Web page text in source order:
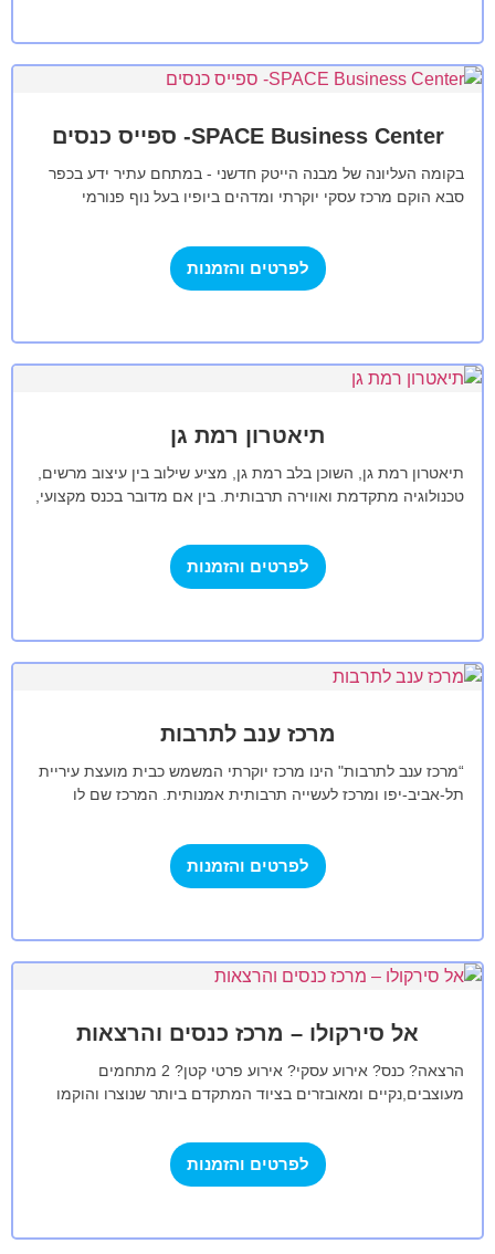
SPACE Business Center- ספייס כנסים
בקומה העליונה של מבנה הייטק חדשני - במתחם עתיר ידע בכפר
סבא הוקם מרכז עסקי יוקרתי ומדהים ביופיו בעל נוף פנורמי
לפרטים והזמנות
תיאטרון רמת גן
תיאטרון רמת גן, השוכן בלב רמת גן, מציע שילוב בין עיצוב מרשים,
טכנולוגיה מתקדמת ואווירה תרבותית. בין אם מדובר בכנס מקצועי,
לפרטים והזמנות
מרכז ענב לתרבות
“מרכז ענב לתרבות" הינו מרכז יוקרתי המשמש כבית מועצת עיריית
תל-אביב-יפו ומרכז לעשייה תרבותית אמנותית. המרכז שם לו
לפרטים והזמנות
אל סירקולו – מרכז כנסים והרצאות
הרצאה? כנס? אירוע עסקי? אירוע פרטי קטן? 2 מתחמים
מעוצבים,נקיים ומאובזרים בציוד המתקדם ביותר שנוצרו והוקמו
לפרטים והזמנות